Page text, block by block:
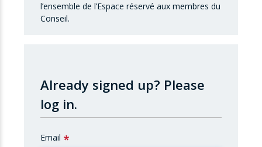
l’ensemble de l’Espace réservé aux membres du
Conseil.
Already signed up? Please
log in.
Email